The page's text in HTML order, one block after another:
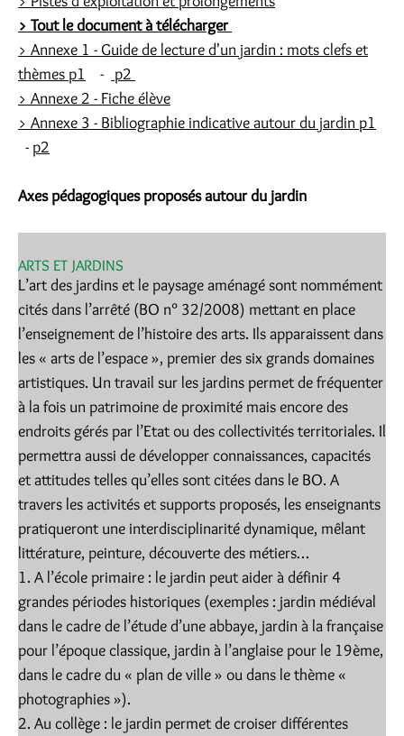
> Tout le document à télécharger
> Annexe 1 - Guide de lecture d'un jardin : mots clefs et
thèmes p1 - p2
> Annexe 2 - Fiche élève
> Annexe 3 - Bibliographie indicative autour du jardin p1
- p2
Axes pédagogiques proposés autour du jardin
ARTS ET JARDINS
L’art des jardins et le paysage aménagé sont nommément
cités dans l’arrêté (BO n° 32/2008) mettant en place
l’enseignement de l’histoire des arts. Ils apparaissent dans
les « arts de l’espace », premier des six grands domaines
artistiques. Un travail sur les jardins permet de fréquenter
à la fois un patrimoine de proximité mais encore des
endroits gérés par l’Etat ou des collectivités territoriales. Il
permettra aussi de développer connaissances, capacités
et attitudes telles qu’elles sont citées dans le BO. A
travers les activités et supports proposés, les enseignants
pratiqueront une interdisciplinarité dynamique, mêlant
littérature, peinture, découverte des métiers…
1. A l’école primaire : le jardin peut aider à définir 4
grandes périodes historiques (exemples : jardin médiéval
dans le cadre de l’étude d’une abbaye, jardin à la française
pour l’époque classique, jardin à l’anglaise pour le 19ème,
dans le cadre du « plan de ville » ou dans le thème «
photographies »).
2. Au collège : le jardin permet de croiser différentes